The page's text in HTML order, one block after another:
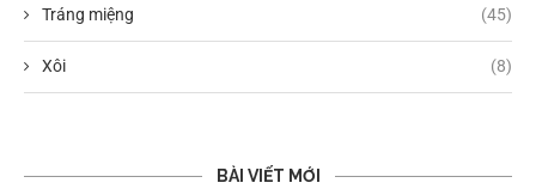
Tráng miệng (45)
Xôi (8)
BÀI VIẾT MỚI